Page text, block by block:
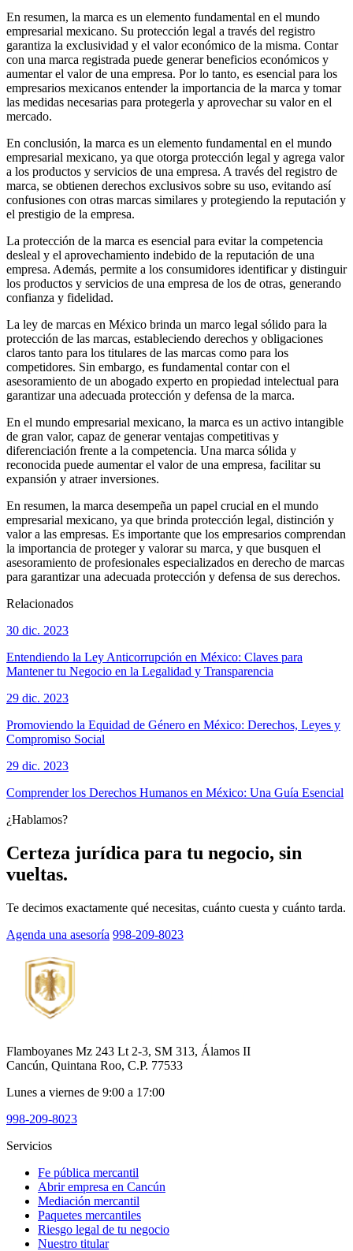
En resumen, la marca es un elemento fundamental en el mundo
empresarial mexicano. Su protección legal a través del registro
garantiza la exclusividad y el valor económico de la misma. Contar
con una marca registrada puede generar beneficios económicos y
aumentar el valor de una empresa. Por lo tanto, es esencial para los
empresarios mexicanos entender la importancia de la marca y tomar
las medidas necesarias para protegerla y aprovechar su valor en el
mercado.
En conclusión, la marca es un elemento fundamental en el mundo
empresarial mexicano, ya que otorga protección legal y agrega valor
a los productos y servicios de una empresa. A través del registro de
marca, se obtienen derechos exclusivos sobre su uso, evitando así
confusiones con otras marcas similares y protegiendo la reputación y
el prestigio de la empresa.
La protección de la marca es esencial para evitar la competencia
desleal y el aprovechamiento indebido de la reputación de una
empresa. Además, permite a los consumidores identificar y distinguir
los productos y servicios de una empresa de los de otras, generando
confianza y fidelidad.
La ley de marcas en México brinda un marco legal sólido para la
protección de las marcas, estableciendo derechos y obligaciones
claros tanto para los titulares de las marcas como para los
competidores. Sin embargo, es fundamental contar con el
asesoramiento de un abogado experto en propiedad intelectual para
garantizar una adecuada protección y defensa de la marca.
En el mundo empresarial mexicano, la marca es un activo intangible
de gran valor, capaz de generar ventajas competitivas y
diferenciación frente a la competencia. Una marca sólida y
reconocida puede aumentar el valor de una empresa, facilitar su
expansión y atraer inversiones.
En resumen, la marca desempeña un papel crucial en el mundo
empresarial mexicano, ya que brinda protección legal, distinción y
valor a las empresas. Es importante que los empresarios comprendan
la importancia de proteger y valorar su marca, y que busquen el
asesoramiento de profesionales especializados en derecho de marcas
para garantizar una adecuada protección y defensa de sus derechos.
Relacionados
30 dic. 2023
Entendiendo la Ley Anticorrupción en México: Claves para
Mantener tu Negocio en la Legalidad y Transparencia
29 dic. 2023
Promoviendo la Equidad de Género en México: Derechos, Leyes y
Compromiso Social
29 dic. 2023
Comprender los Derechos Humanos en México: Una Guía Esencial
¿Hablamos?
Certeza jurídica para tu negocio, sin
vueltas.
Te decimos exactamente qué necesitas, cuánto cuesta y cuánto tarda.
Agenda una asesoría 998-209-8023
Flamboyanes Mz 243 Lt 2-3, SM 313, Álamos II
Cancún, Quintana Roo, C.P. 77533
Lunes a viernes de 9:00 a 17:00
998-209-8023
Servicios
Fe pública mercantil
Abrir empresa en Cancún
Mediación mercantil
Paquetes mercantiles
Riesgo legal de tu negocio
Nuestro titular